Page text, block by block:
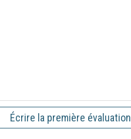
Écrire la première évaluation